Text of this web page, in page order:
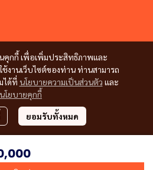
คุกกี้ เพื่อเพิ่มประสิทธิภาพและ
งานเว็บไซต์ของท่าน ท่านสามารถ
ได้ที่ นโยบายความเป็นส่วนตัว และ
นโยบายคุกกี้
ยอมรับทั้งหมด
Reserved | Powered by MWE